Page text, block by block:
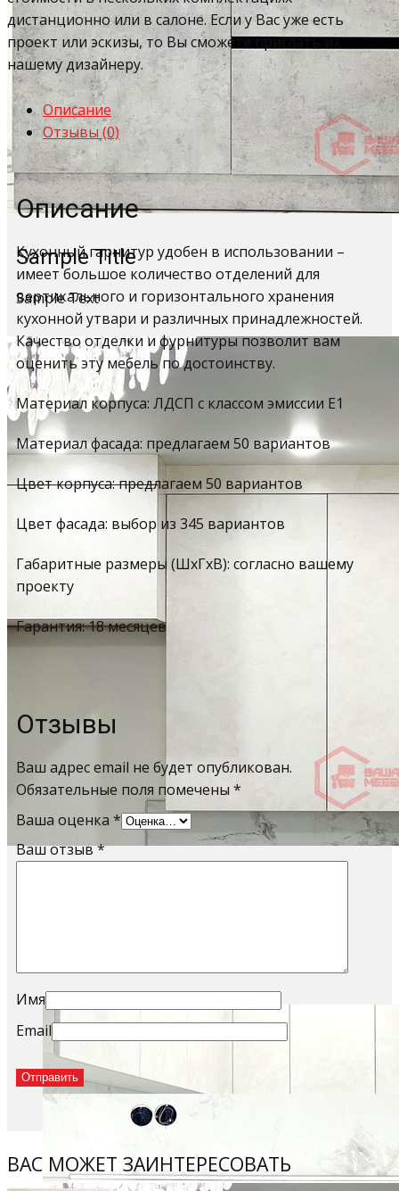
Sample Title
Sample Text
дистанционно или в салоне. Если у Вас уже есть
проект или эскизы, то Вы сможете прислать их
нашему дизайнеру.
Описание
Отзывы (0)
Описание
Кухонный гарнитур удобен в использовании –
имеет большое количество отделений для
вертикального и горизонтального хранения
кухонной утвари и различных принадлежностей.
Качество отделки и фурнитуры позволит вам
оценить эту мебель по достоинству.
Материал корпуса: ЛДСП с классом эмиссии Е1
Материал фасада: предлагаем 50 вариантов
Цвет корпуса: предлагаем 50 вариантов
Цвет фасада: выбор из 345 вариантов
Габаритные размеры (ШхГхВ): согласно вашему
проекту
Гарантия: 18 месяцев
Отзывы
Ваш адрес email не будет опубликован.
Обязательные поля помечены *
Ваша оценка *
Ваш отзыв*
Имя
Email
ВАС МОЖЕТ ЗАИНТЕРЕСОВАТЬ